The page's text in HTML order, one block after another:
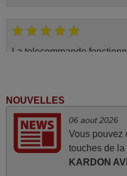
La telecommande
Ravie de voir que ma
deja traitée et expédiée Je
NOUVELLES
06 aout 2026
Vous pouvez
touches de
KARDON